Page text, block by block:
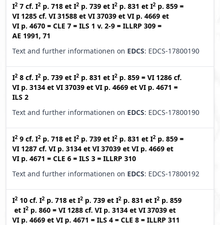
I2 7 cf. I2 p. 718 et I2 p. 739 et I2 p. 831 et I2 p. 859 =
VI 1285 cf. VI 31588 et VI 37039 et VI p. 4669 et
VI p. 4670 = CLE 7 = ILS 1 v. 2-9 = ILLRP 309 =
AE 1991, 71
Text and further informationen on EDCS: EDCS-17800190
I2 8 cf. I2 p. 739 et I2 p. 831 et I2 p. 859 = VI 1286 cf.
VI p. 3134 et VI 37039 et VI p. 4669 et VI p. 4671 =
ILS 2
Text and further informationen on EDCS: EDCS-17800190
I2 9 cf. I2 p. 718 et I2 p. 739 et I2 p. 831 et I2 p. 859 =
VI 1287 cf. VI p. 3134 et VI 37039 et VI p. 4669 et
VI p. 4671 = CLE 6 = ILS 3 = ILLRP 310
Text and further informationen on EDCS: EDCS-17800192
I2 10 cf. I2 p. 718 et I2 p. 739 et I2 p. 831 et I2 p. 859
et I2 p. 860 = VI 1288 cf. VI p. 3134 et VI 37039 et
VI p. 4669 et VI p. 4671 = ILS 4 = CLE 8 = ILLRP 311